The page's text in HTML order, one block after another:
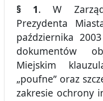
§ 1. W
Prezydenta
października
dokumentów
Miejskim
„poufne” oraz
zakresie ochrony